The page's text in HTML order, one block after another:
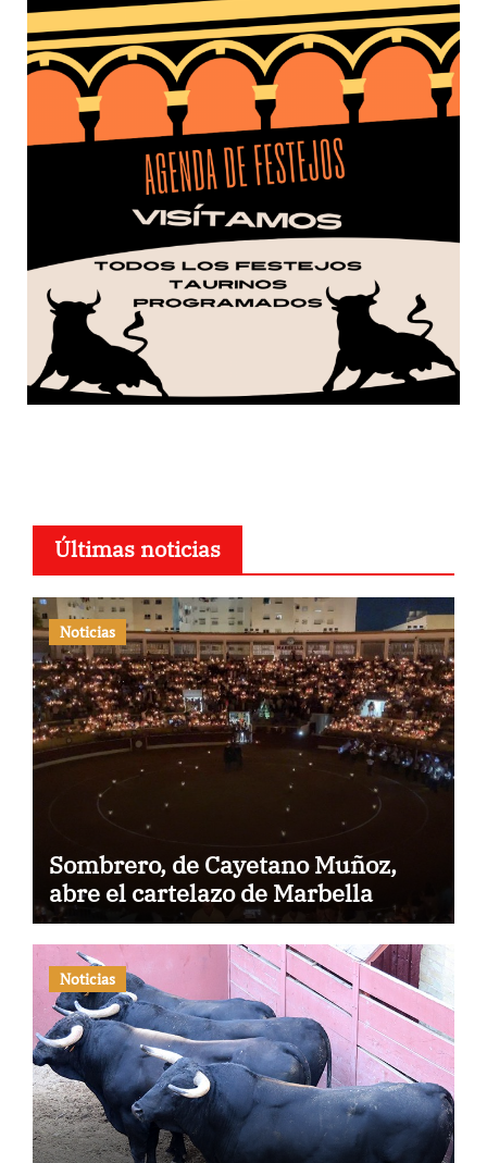
Últimas noticias
Noticias
Sombrero, de Cayetano Muñoz,
abre el cartelazo de Marbella
Noticias